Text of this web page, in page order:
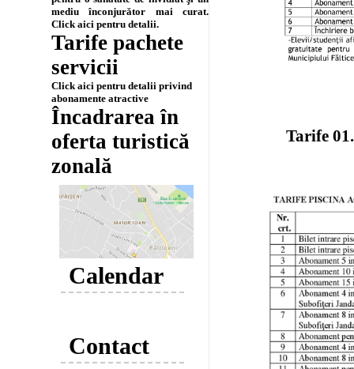
mediu înconjurător mai curat.
Click aici pentru detalii.
Tarife pachete
servicii
Click aici pentru detalii privind
abonamente atractive
Încadrarea în
oferta turistică
zonală
Calendar
Contact
Tarife